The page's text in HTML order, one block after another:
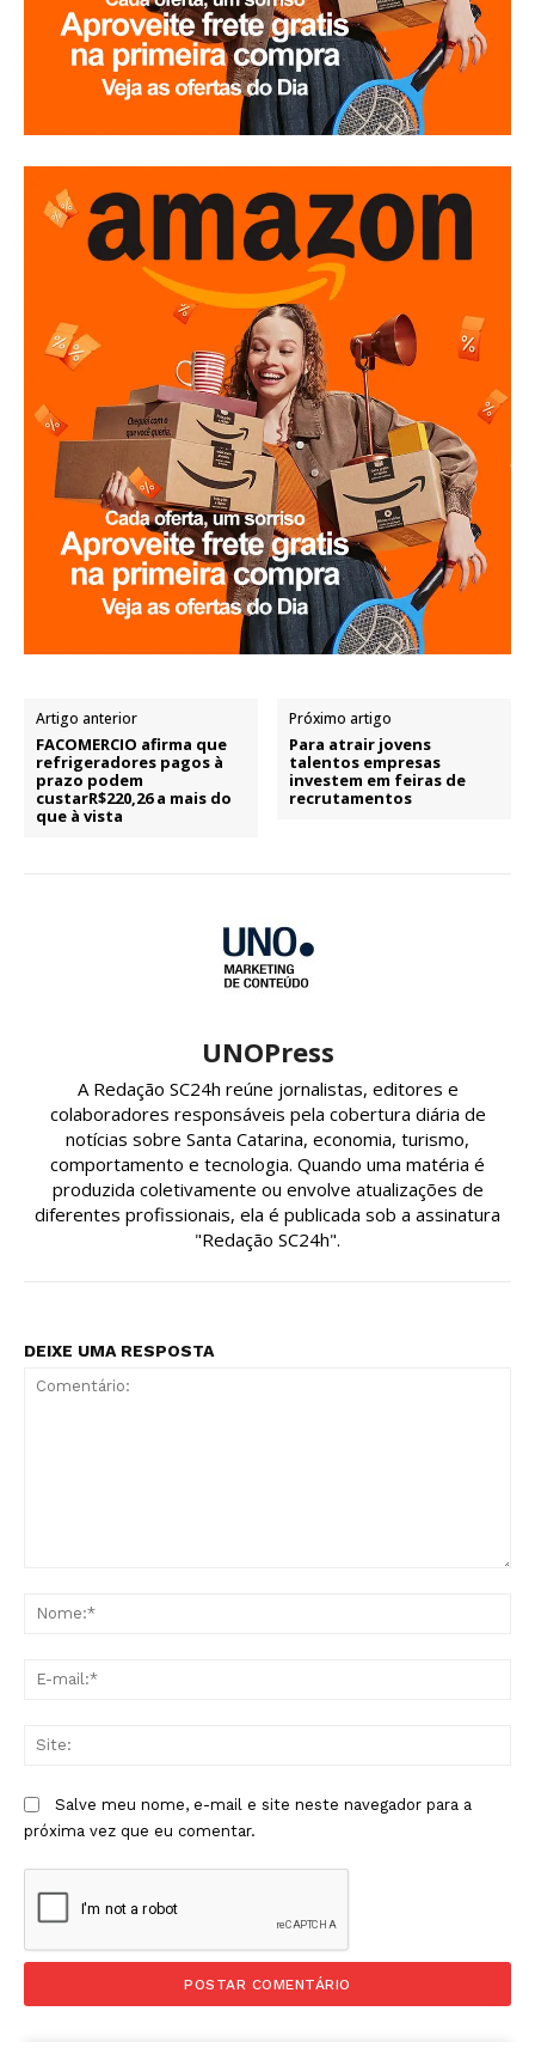
Artigo anterior
FACOMERCIO afirma que
refrigeradores pagos à
prazo podem
custarR$220,26 a mais do
que à vista
Próximo artigo
Para atrair jovens
talentos empresas
investem em feiras de
recrutamentos
UNOPress
A Redação SC24h reúne jornalistas, editores e
colaboradores responsáveis pela cobertura diária de
notícias sobre Santa Catarina, economia, turismo,
comportamento e tecnologia. Quando uma matéria é
produzida coletivamente ou envolve atualizações de
diferentes profissionais, ela é publicada sob a assinatura
"Redação SC24h".
DEIXE UMA RESPOSTA
Salve meu nome, e-mail e site neste navegador para a
próxima vez que eu comentar.